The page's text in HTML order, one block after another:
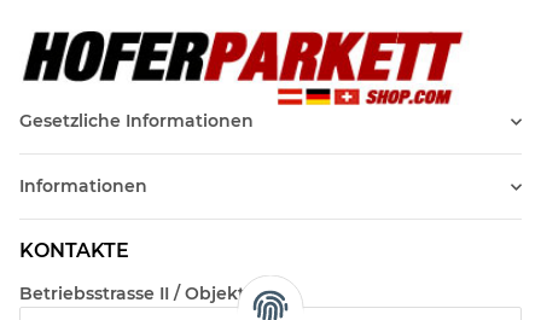
Gesetzliche Informationen
Informationen
KONTAKTE
Betriebsstrasse II / Objekt 17